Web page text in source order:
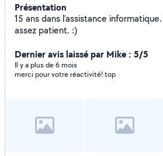
Présentation
15 ans dans l'assistance
assez patient. :)
Dernier avis laissé par Mike : 5/5
Il y a plus de 6 mois
merci pour votre réactivité! top